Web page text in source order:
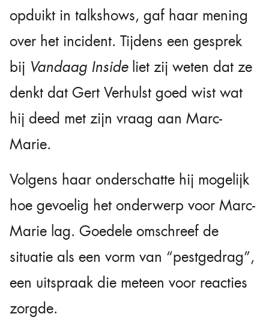
opduikt in talkshows, gaf haar mening
over het incident. Tijdens een gesprek
bij Vandaag Insideliet zij weten dat ze
denkt dat Gert Verhulst goed wist wat
hij deed met zijn vraag aan Marc-
Marie.
Volgens haar onderschatte hij mogelijk
hoe gevoelig het onderwerp voor Marc-
Marie lag. Goedele omschreef de
situatie als een vorm van “pestgedrag”,
een uitspraak die meteen voor reacties
zorgde.